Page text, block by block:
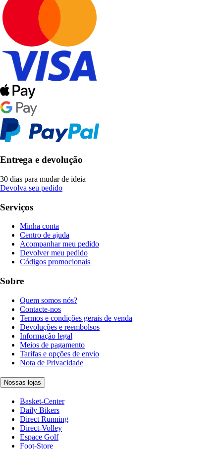
Entrega e devolução
30 dias para mudar de ideia
Devolva seu pedido
Serviços
Minha conta
Centro de ajuda
Acompanhar meu pedido
Devolver meu pedido
Códigos promocionais
Sobre
Quem somos nós?
Contacte-nos
Termos e condições gerais de venda
Devoluções e reembolsos
Informação legal
Meios de pagamento
Tarifas e opções de envio
Nota de Privacidade
Nossas lojas
Basket-Center
Daily Bikers
Direct Running
Direct-Volley
Espace Golf
Foot-Store